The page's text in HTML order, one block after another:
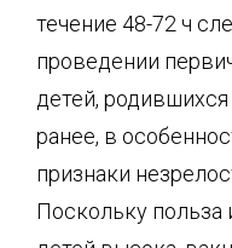
течение 48-72 ч
проведении
детей,
ранее, в
признаки
Поскольку польза